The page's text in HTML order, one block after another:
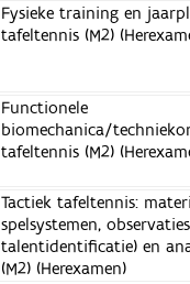
Fysieke training en
tafeltennis (M2)
Functionele
biomechanica/
tafeltennis (M2)
Tactiek tafeltennis:
spelsystemen,
talentidentificatie) en
(M2) (Herexamen)